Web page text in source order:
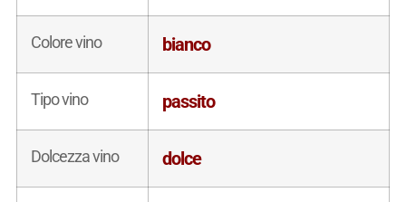
Colore vino bianco
Tipo vino passito
Dolcezza vino dolce